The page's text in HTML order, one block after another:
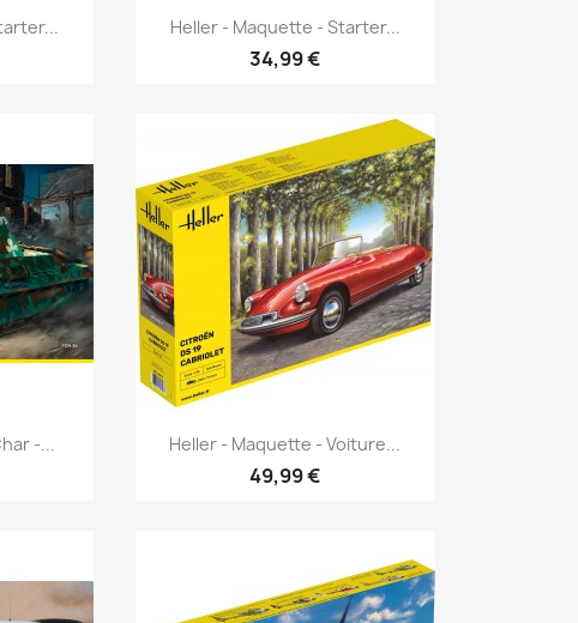
Aperçu rapide
Heller - Maquette - Starter...
34,99 €
-... Aperçu rapide
Heller - Maquette - Voiture...
49,99 €